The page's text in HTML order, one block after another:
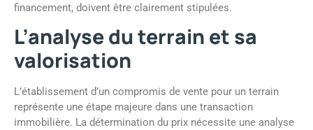
financement, doivent être clairement stipulées.
L’analyse du terrain et sa
valorisation
L’établissement d’un compromis de vente pour un terrain
représente une étape majeure dans une transaction
immobilière. La détermination du prix nécessite une analyse